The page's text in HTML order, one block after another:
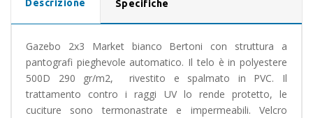
Descrizione Specifiche
Gazebo 2x3 Market bianco Bertoni con struttura a
pantografi pieghevole automatico. Il telo è in polyestere
500D 290 gr/m2, rivestito e spalmato in PVC. Il
trattamento contro i raggi UV lo rende protetto, le
cuciture sono termonastrate e impermeabili. Velcro